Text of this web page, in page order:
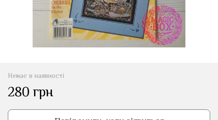
Немає в наявності
280 грн